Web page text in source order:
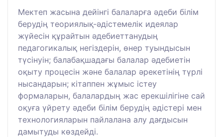
Мектеп жасына дейінгі балаларға әдеби білім
берудің теориялық-әдістемелік идеялар
жүйесін құрайтын әдебиеттанудың
педагогикалық негіздерін, өнер туындысын
түсінуін; балабақшадағы балалар әдебиетін
оқыту процесін және балалар әрекетінің түрлі
нысандарын; кітаппен жұмыс істеу
формаларын, балалардың жас ерекшілігіне сай
оқуға үйрету әдеби білім берудің әдістері мен
технологияларын пайлалана алу дағдысын
дамытуды көздейді.